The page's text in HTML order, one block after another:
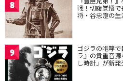
8 戦！切腹覚悟
将・谷忠澄の生
9 ゴジラの咆哮
ラ』の貴重音
し時計」が新発